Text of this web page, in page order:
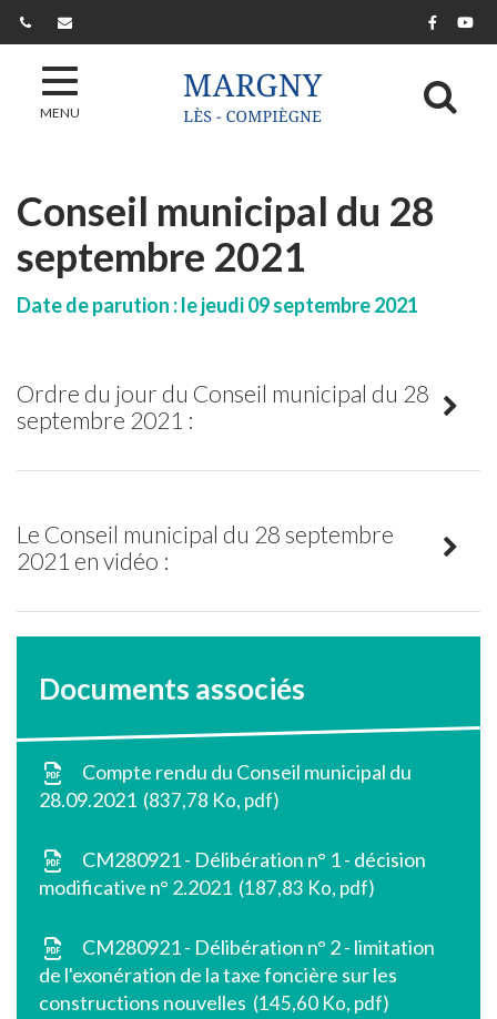
Lien
MENU
Conseil municipal du 28
septembre 2021
Date de parution : le jeudi 09 septembre 2021
Ordre du jour du Conseil municipal du 28
septembre 2021 :
Le Conseil municipal du 28 septembre
2021 en vidéo :
Documents associés
Compte rendu du Conseil municipal du
28.09.2021 837,78 Ko, pdf
CM280921 - Délibération n° 1 - décision
modificative n° 2.2021 187,83 Ko, pdf
CM280921 - Délibération n° 2 - limitation
de l'exonération de la taxe foncière sur les
constructions nouvelles
145,60 Ko, pdf